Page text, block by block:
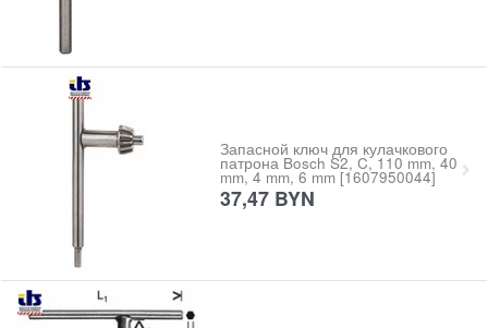
Запасной ключ для кулачкового
патрона Bosch S2, C, 110 mm, 40
mm, 4 mm, 6 mm [1607950044]
37,47 BYN